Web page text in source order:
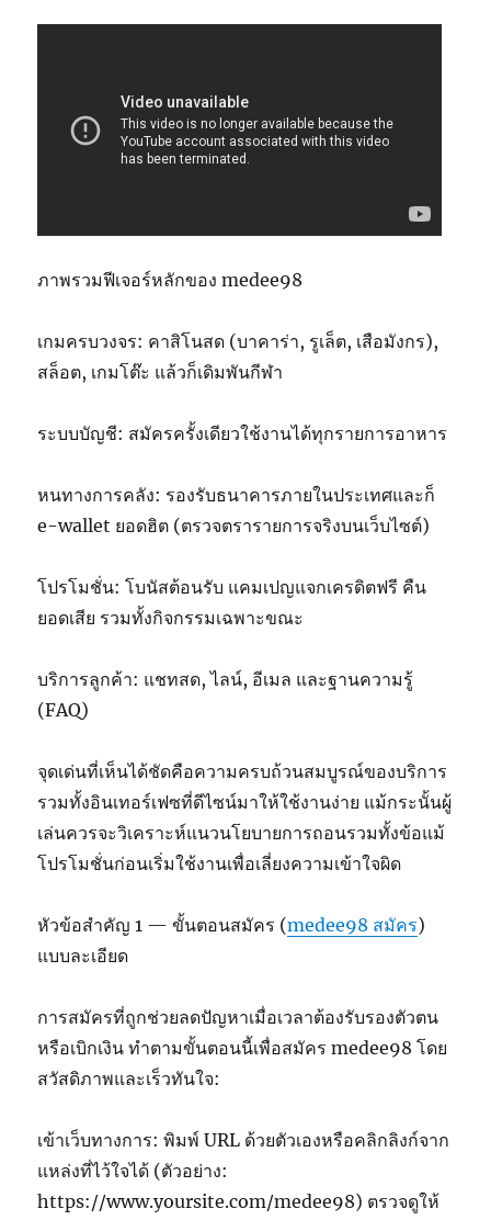
ภาพรวมฟีเจอร์หลักของ medee98
เกมครบวงจร: คาสิโนสด (บาคาร่า, รูเล็ต, เสือมังกร),
สล็อต, เกมโต๊ะ แล้วก็เดิมพันกีฬา
ระบบบัญชี: สมัครครั้งเดียวใช้งานได้ทุกรายการอาหาร
หนทางการคลัง: รองรับธนาคารภายในประเทศและก็
e-wallet ยอดฮิต (ตรวจตรารายการจริงบนเว็บไซต์)
โปรโมชั่น: โบนัสต้อนรับ แคมเปญแจกเครดิตฟรี คืน
ยอดเสีย รวมทั้งกิจกรรมเฉพาะขณะ
บริการลูกค้า: แชทสด, ไลน์, อีเมล และฐานความรู้
(FAQ)
จุดเด่นที่เห็นได้ชัดคือความครบถ้วนสมบูรณ์ของบริการ
รวมทั้งอินเทอร์เฟซที่ดีไซน์มาให้ใช้งานง่าย แม้กระนั้นผู้
เล่นควรจะวิเคราะห์แนวนโยบายการถอนรวมทั้งข้อแม้
โปรโมชั่นก่อนเริ่มใช้งานเพื่อเลี่ยงความเข้าใจผิด
หัวข้อสำคัญ 1 — ขั้นตอนสมัคร (medee98 สมัคร)
แบบละเอียด
การสมัครที่ถูกช่วยลดปัญหาเมื่อเวลาต้องรับรองตัวตน
หรือเบิกเงิน ทำตามขั้นตอนนี้เพื่อสมัคร medee98 โดย
สวัสดิภาพและเร็วทันใจ:
เข้าเว็บทางการ: พิมพ์ URL ด้วยตัวเองหรือคลิกลิงก์จาก
แหล่งที่ไว้ใจได้ (ตัวอย่าง:
https://www.yoursite.com/medee98) ตรวจดูให้